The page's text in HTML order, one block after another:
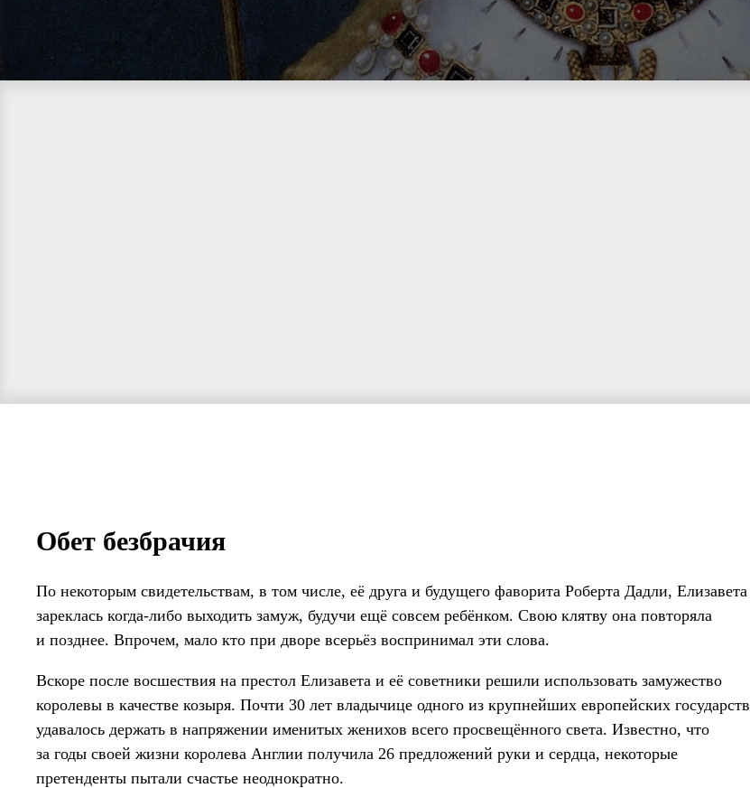
Обет безбрачия
По некоторым свидетельствам, в том числе, её друга и будущего фаворита Роберта Дадли, Елизавета
зареклась когда-либо выходить замуж, будучи ещё совсем ребёнком. Свою клятву она повторяла
и позднее. Впрочем, мало кто при дворе всерьёз воспринимал эти слова.
Вскоре после восшествия на престол Елизавета и её советники решили использовать замужество
королевы в качестве козыря. Почти 30 лет владычице одного из крупнейших европейских государств
удавалось держать в напряжении именитых женихов всего просвещённого света. Известно, что
за годы своей жизни королева Англии получила 26 предложений руки и сердца, некоторые
претенденты пытали счастье неоднократно.